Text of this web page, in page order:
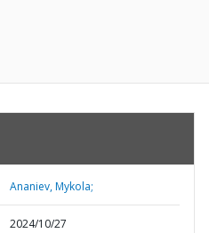
Ananiev, Mykola;
2024/10/27